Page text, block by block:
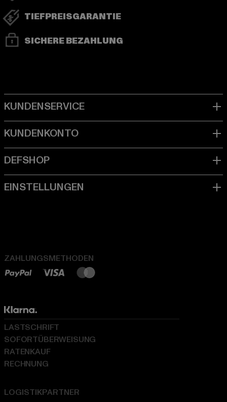
TIEFPREISGARANTIE
SICHERE BEZAHLUNG
ZAHLUNGSMETHODEN
LOGISTIKPARTNER
LASTSCHRIFT
SOFORTÜBERWEISUNG
RATENKAUF
RECHNUNG